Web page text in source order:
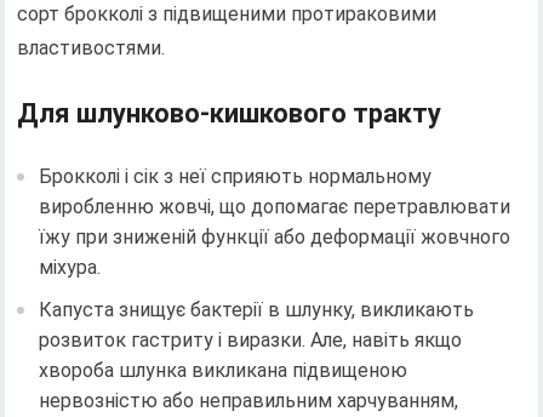
сорт брокколі з підвищеними протираковими
властивостями.
Для шлунково-кишкового тракту
Брокколі і сік з неї сприяють нормальному
виробленню жовчі, що допомагає перетравлювати
їжу при зниженій функції або деформації жовчного
міхура.
Капуста знищує бактерії в шлунку, викликають
розвиток гастриту і виразки. Але, навіть якщо
хвороба шлунка викликана підвищеною
нервозністю або неправильним харчуванням,